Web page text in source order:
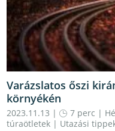
Varázslatos őszi
környékén
2023.11.13 | 7 perc |
túraötletek | Utazási